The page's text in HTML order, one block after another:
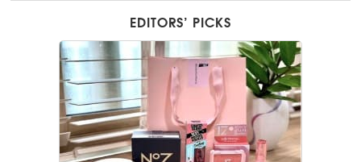
EDITORS’ PICKS